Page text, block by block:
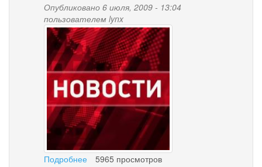
Опубликовано 6 июля, 2009 - 13:04
пользователем lynx
news-
palana.jpg
Подробнее 5965 просмотров